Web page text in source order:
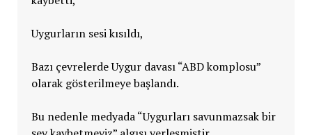
Uygurların sesi kısıldı,
Bazı çevrelerde Uygur davası “ABD komplosu”
olarak gösterilmeye başlandı.
Bu nedenle medyada “Uygurları savunmazsak bir